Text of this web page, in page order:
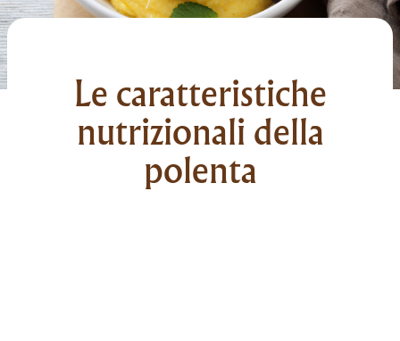
Le caratteristiche
nutrizionali della
polenta